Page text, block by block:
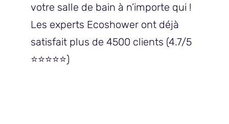
votre salle de bain à n’importe qui !
Les experts Ecoshower ont déjà
satisfait plus de 4500 clients (4.7/5
⭐️⭐️⭐️⭐️⭐️)